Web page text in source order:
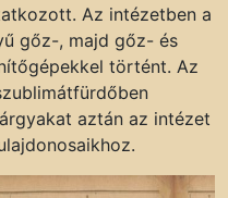
Az intézetben a
gőz-, majd gőz- és
történt. Az
aztán az intézet